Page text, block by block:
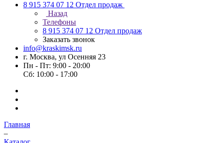
8 915 374 07 12 Отдел продаж
Назад
Телефоны
8 915 374 07 12 Отдел продаж
Заказать звонок
info@kraskimsk.ru
г. Москва, ул Осенняя 23
Пн - Пт: 9:00 - 20:00
Сб: 10:00 - 17:00
Главная
–